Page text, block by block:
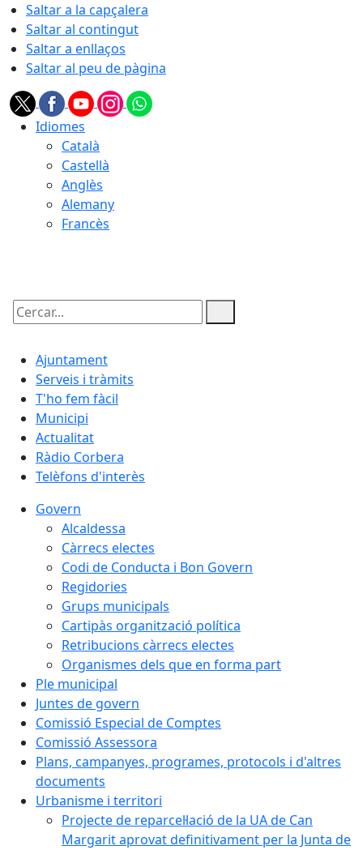
Saltar a la capçalera
Saltar al contingut
Saltar a enllaços
Saltar al peu de pàgina
Idiomes
Català
Castellà
Anglès
Alemany
Francès
Cercar:
Ajuntament
Serveis i tràmits
T'ho fem fàcil
Municipi
Actualitat
Ràdio Corbera
Telèfons d'interès
Govern
Alcaldessa
Càrrecs electes
Codi de Conducta i Bon Govern
Regidories
Grups municipals
Cartipàs organització política
Retribucions càrrecs electes
Organismes dels que en forma part
Ple municipal
Juntes de govern
Comissió Especial de Comptes
Comissió Assessora
Plans, campanyes, programes, protocols i d'altres
documents
Urbanisme i territori
Projecte de reparcel·lació de la UA de Can
Margarit aprovat definitivament per la Junta de